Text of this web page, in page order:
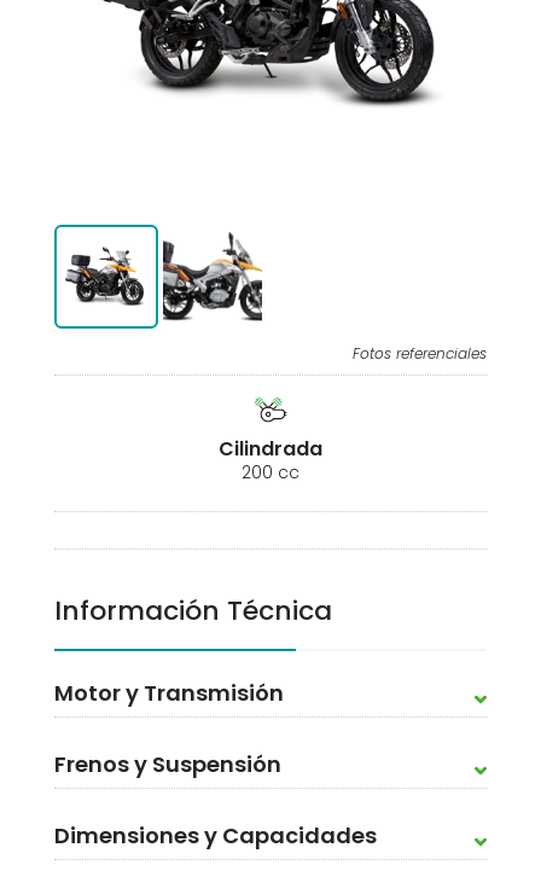
Fotos referenciales
Cilindrada
200 cc
Información Técnica
Motor y Transmisión
Frenos y Suspensión
Dimensiones y Capacidades